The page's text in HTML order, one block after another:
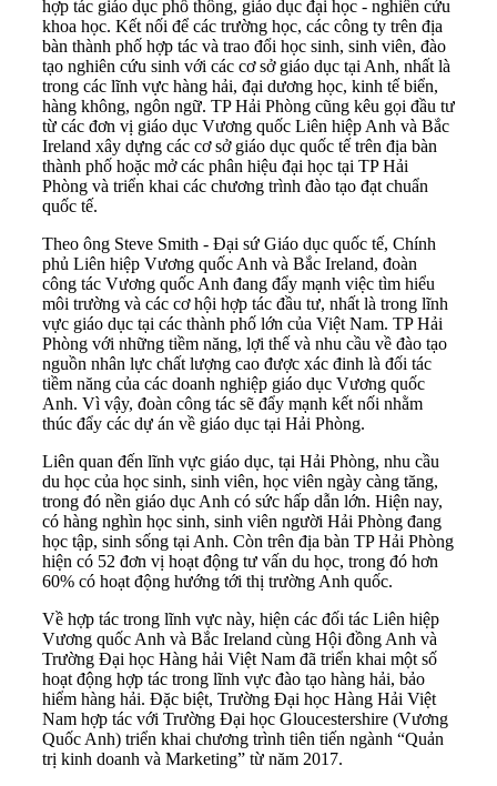
hợp tác giáo dục phổ thông, giáo dục đại học - nghiên cứu
khoa học. Kết nối để các trường học, các công ty trên địa
bàn thành phố hợp tác và trao đổi học sinh, sinh viên, đào
tạo nghiên cứu sinh với các cơ sở giáo dục tại Anh, nhất là
trong các lĩnh vực hàng hải, đại dương học, kinh tế biển,
hàng không, ngôn ngữ. TP Hải Phòng cũng kêu gọi đầu tư
từ các đơn vị giáo dục Vương quốc Liên hiệp Anh và Bắc
Ireland xây dựng các cơ sở giáo dục quốc tế trên địa bàn
thành phố hoặc mở các phân hiệu đại học tại TP Hải
Phòng và triển khai các chương trình đào tạo đạt chuẩn
quốc tế.
Theo ông Steve Smith - Đại sứ Giáo dục quốc tế, Chính
phủ Liên hiệp Vương quốc Anh và Bắc Ireland, đoàn
công tác Vương quốc Anh đang đẩy mạnh việc tìm hiểu
môi trường và các cơ hội hợp tác đầu tư, nhất là trong lĩnh
vực giáo dục tại các thành phố lớn của Việt Nam. TP Hải
Phòng với những tiềm năng, lợi thế và nhu cầu về đào tạo
nguồn nhân lực chất lượng cao được xác đinh là đối tác
tiềm năng của các doanh nghiệp giáo dục Vương quốc
Anh. Vì vậy, đoàn công tác sẽ đẩy mạnh kết nối nhằm
thúc đẩy các dự án về giáo dục tại Hải Phòng.
Liên quan đến lĩnh vực giáo dục, tại Hải Phòng, nhu cầu
du học của học sinh, sinh viên, học viên ngày càng tăng,
trong đó nền giáo dục Anh có sức hấp dẫn lớn. Hiện nay,
có hàng nghìn học sinh, sinh viên người Hải Phòng đang
học tập, sinh sống tại Anh. Còn trên địa bàn TP Hải Phòng
hiện có 52 đơn vị hoạt động tư vấn du học, trong đó hơn
60% có hoạt động hướng tới thị trường Anh quốc.
Về hợp tác trong lĩnh vực này, hiện các đối tác Liên hiệp
Vương quốc Anh và Bắc Ireland cùng Hội đồng Anh và
Trường Đại học Hàng hải Việt Nam đã triển khai một số
hoạt động hợp tác trong lĩnh vực đào tạo hàng hải, bảo
hiểm hàng hải. Đặc biệt, Trường Đại học Hàng Hải Việt
Nam hợp tác với Trường Đại học Gloucestershire (Vương
Quốc Anh) triển khai chương trình tiên tiến ngành “Quản
trị kinh doanh và Marketing” từ năm 2017.